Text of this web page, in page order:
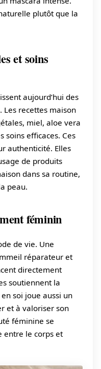
plutôt que la
et soins
aujourd’hui des
Les recettes maison
miel, aloe vera
soins efficaces. Ces
authenticité. Elles
de produits
dans sa routine,
peau.
féminin
de vie. Une
réparateur et
directement
soutiennent la
soi joue aussi un
et à valoriser son
féminine se
entre le corps et